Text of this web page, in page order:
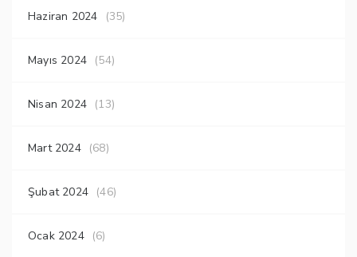
Haziran 2024 (35)
Mayıs 2024 (54)
Nisan 2024 (13)
Mart 2024 (68)
Şubat 2024 (46)
Ocak 2024 (6)